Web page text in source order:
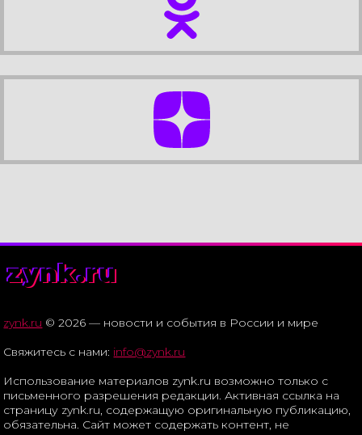
zynk.ru
zynk.ru © 2026 — новости и события в России и мире
Свяжитесь с нами: info@zynk.ru
Использование материалов zynk.ru возможно только с
письменного разрешения редакции. Активная ссылка на
страницу zynk.ru, содержащую оригинальную публикацию,
обязательна. Сайт может содержать контент, не